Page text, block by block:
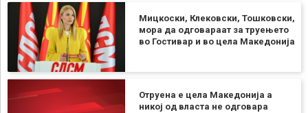
Мицкоски, Клековски, Тошковски,
мора да одговараат за труењето
во Гостивар и во цела Македонија
Отруена е цела Македонија а
никој од власта не одговара